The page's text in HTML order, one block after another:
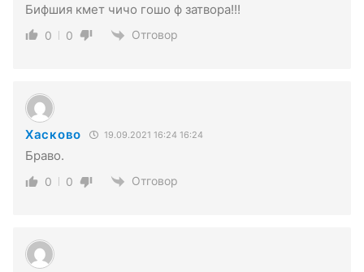
Бифшия кмет чичо гошо ф затвора!!!
0 0 Отговор
Хасково 19.09.2021 16:24 16:24
Браво.
0 0 Отговор